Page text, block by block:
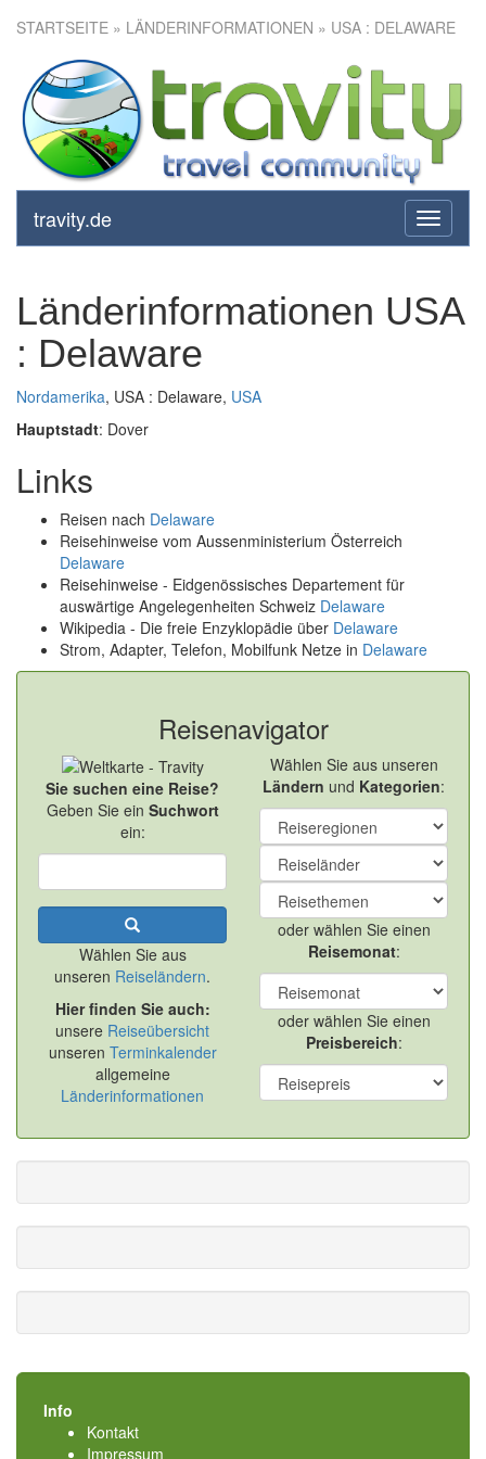
STARTSEITE » LÄNDERINFORMATIONEN » USA : DELAWARE
toggle
travity.de
Länderinformationen USA
: Delaware
Nordamerika, USA : Delaware, USA
Hauptstadt: Dover
Links
Reisen nach Delaware
Reisehinweise vom Aussenministerium Österreich
Delaware
Reisehinweise - Eidgenössisches Departement für
auswärtige Angelegenheiten Schweiz Delaware
Wikipedia - Die freie Enzyklopädie über Delaware
Strom, Adapter, Telefon, Mobilfunk Netze in Delaware
Reisenavigator
Sie suchen eine Reise?
Geben Sie ein Suchwort
ein:
Wählen Sie aus
unseren Reiseländern.
Hier finden Sie auch:
unsere Reiseübersicht
unseren Terminkalender
allgemeine
Länderinformationen
Wählen Sie aus unseren
Ländern und Kategorien:
oder wählen Sie einen
Reisemonat:
oder wählen Sie einen
Preisbereich:
Info
Kontakt
Impressum